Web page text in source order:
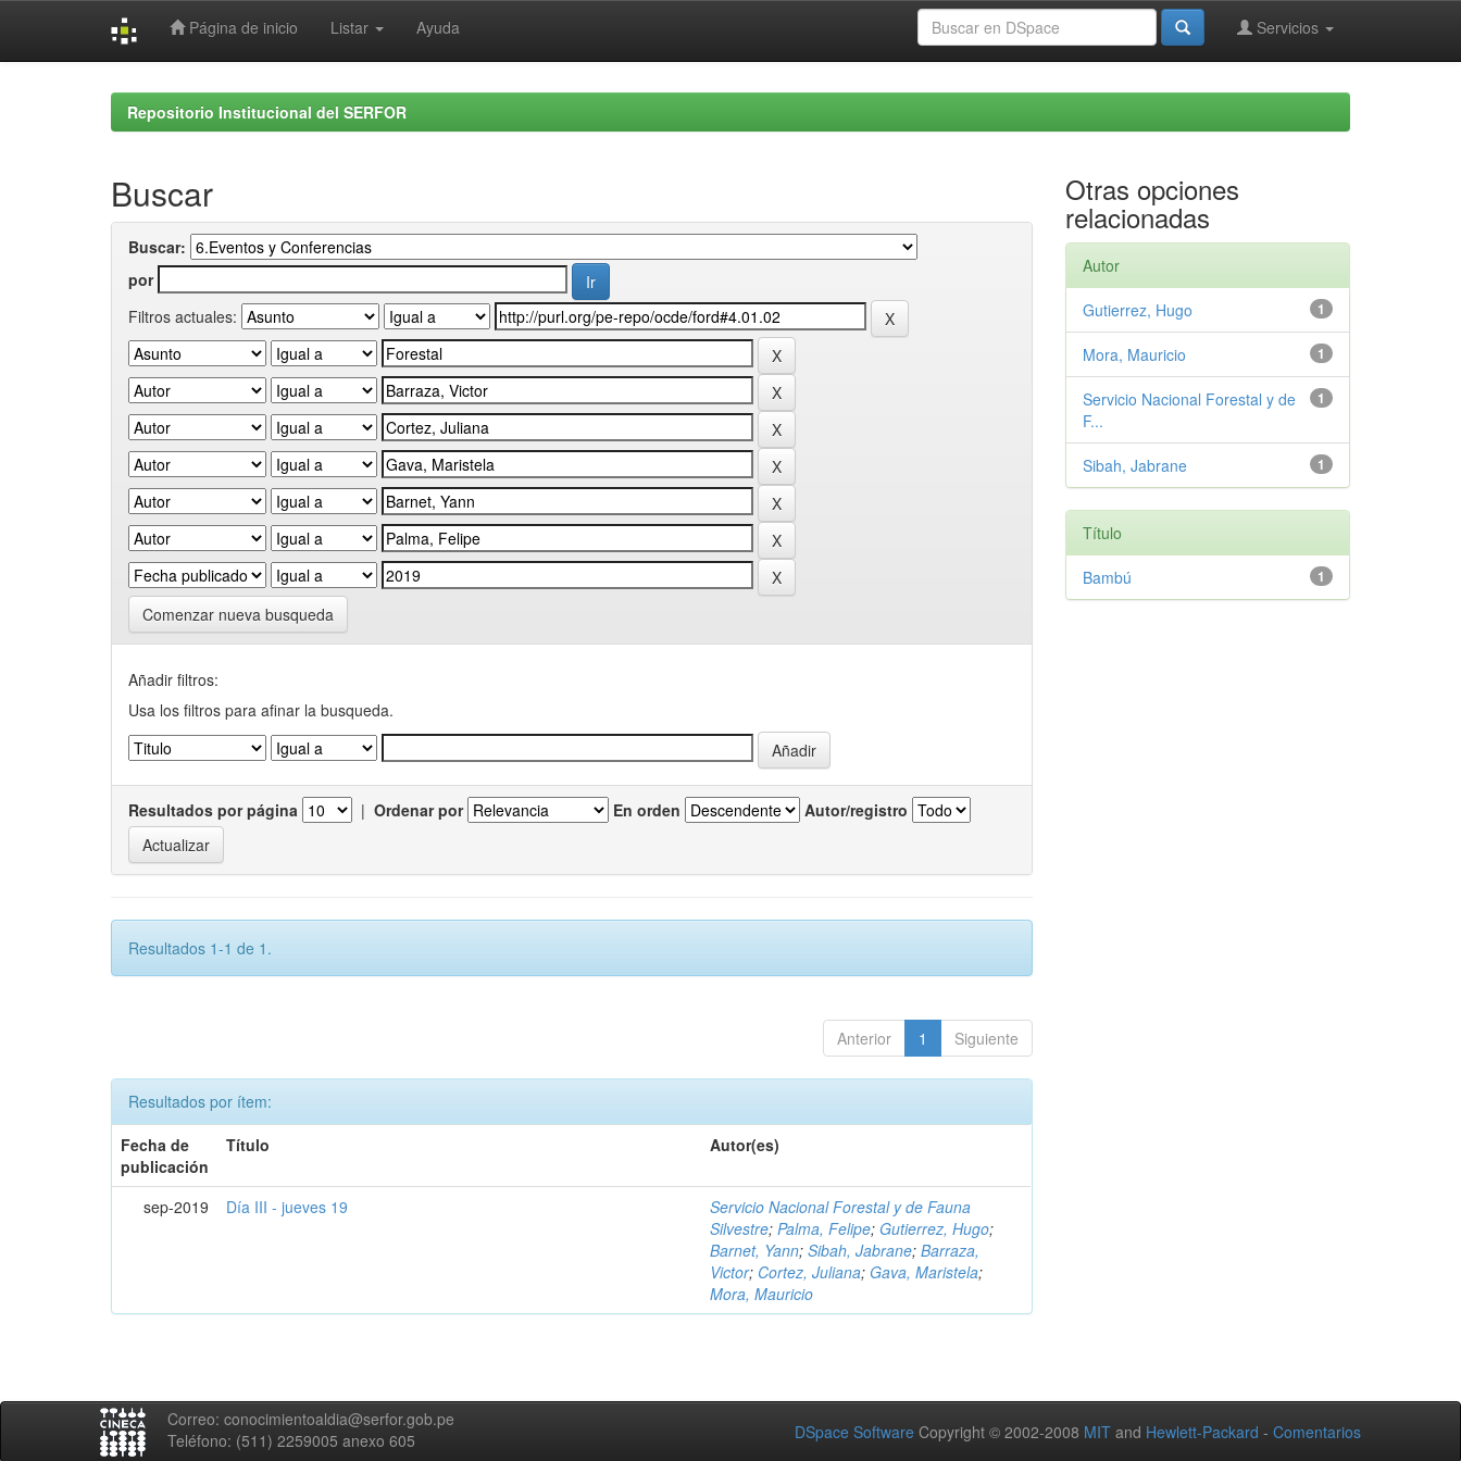
Página de inicio Listar Ayuda Servicios
Repositorio Institucional del SERFOR
Buscar
Buscar:
por
Filtros actuales:
Comenzar nueva busqueda
Añadir filtros:
Usa los filtros para afinar la busqueda.
Resultados por página | Ordenar por En orden Autor/registro
Resultados 1-1 de 1.
Anterior 1 Siguiente
Resultados por ítem:
Fecha de
publicación
Título Autor(es)
sep-2019 Día III - jueves 19
Servicio Nacional Forestal y de Fauna
Silvestre;Palma, Felipe; Gutierrez, Hugo;
Barnet, Yann;Sibah, Jabrane;Barraza,
Victor; Cortez, Juliana; Gava, Maristela;
Mora, Mauricio
Otras opciones
relacionadas
Autor
1
Gutierrez, Hugo
1
Mora, Mauricio
1
Servicio Nacional Forestal y de
F...
1
Sibah, Jabrane
Título
1
Bambú
Correo: conocimientoaldia@serfor.gob.pe
Teléfono: (511) 2259005 anexo 605
DSpace Software Copyright © 2002-2008 MIT and Hewlett-Packard - Comentarios